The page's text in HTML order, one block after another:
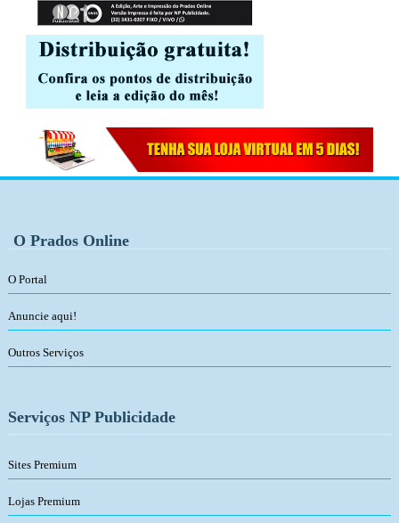
O Prados Online
O Portal
Anuncie aqui!
Outros Serviços
Serviços NP Publicidade
Sites Premium
Lojas Premium